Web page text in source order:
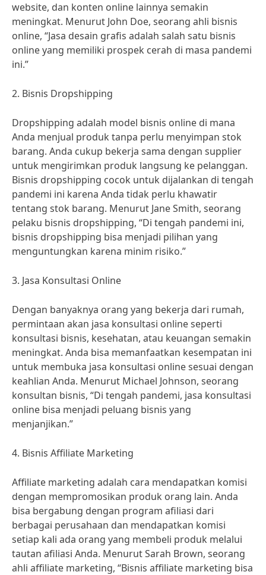
website, dan konten online lainnya semakin
meningkat. Menurut John Doe, seorang ahli bisnis
online, “Jasa desain grafis adalah salah satu bisnis
online yang memiliki prospek cerah di masa pandemi
ini.”
2. Bisnis Dropshipping
Dropshipping adalah model bisnis online di mana
Anda menjual produk tanpa perlu menyimpan stok
barang. Anda cukup bekerja sama dengan supplier
untuk mengirimkan produk langsung ke pelanggan.
Bisnis dropshipping cocok untuk dijalankan di tengah
pandemi ini karena Anda tidak perlu khawatir
tentang stok barang. Menurut Jane Smith, seorang
pelaku bisnis dropshipping, “Di tengah pandemi ini,
bisnis dropshipping bisa menjadi pilihan yang
menguntungkan karena minim risiko.”
3. Jasa Konsultasi Online
Dengan banyaknya orang yang bekerja dari rumah,
permintaan akan jasa konsultasi online seperti
konsultasi bisnis, kesehatan, atau keuangan semakin
meningkat. Anda bisa memanfaatkan kesempatan ini
untuk membuka jasa konsultasi online sesuai dengan
keahlian Anda. Menurut Michael Johnson, seorang
konsultan bisnis, “Di tengah pandemi, jasa konsultasi
online bisa menjadi peluang bisnis yang
menjanjikan.”
4. Bisnis Affiliate Marketing
Affiliate marketing adalah cara mendapatkan komisi
dengan mempromosikan produk orang lain. Anda
bisa bergabung dengan program afiliasi dari
berbagai perusahaan dan mendapatkan komisi
setiap kali ada orang yang membeli produk melalui
tautan afiliasi Anda. Menurut Sarah Brown, seorang
ahli affiliate marketing, “Bisnis affiliate marketing bisa